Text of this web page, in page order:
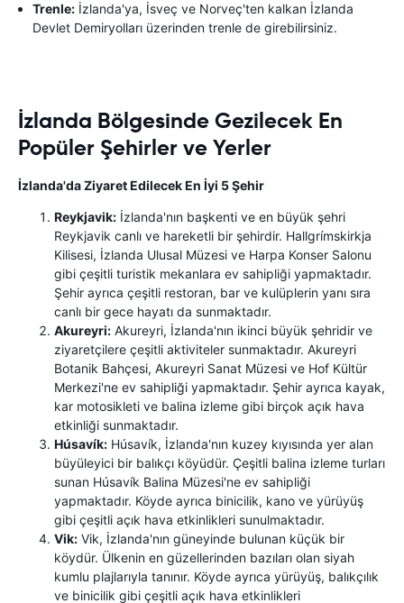
Trenle: İzlanda'ya, İsveç ve Norveç'ten kalkan İzlanda
Devlet Demiryolları üzerinden trenle de girebilirsiniz.
İzlanda Bölgesinde Gezilecek En
Popüler Şehirler ve Yerler
İzlanda'da Ziyaret Edilecek En İyi 5 Şehir
Reykjavik: İzlanda'nın başkenti ve en büyük şehri
Reykjavik canlı ve hareketli bir şehirdir. Hallgrímskirkja
Kilisesi, İzlanda Ulusal Müzesi ve Harpa Konser Salonu
gibi çeşitli turistik mekanlara ev sahipliği yapmaktadır.
Şehir ayrıca çeşitli restoran, bar ve kulüplerin yanı sıra
canlı bir gece hayatı da sunmaktadır.
Akureyri: Akureyri, İzlanda'nın ikinci büyük şehridir ve
ziyaretçilere çeşitli aktiviteler sunmaktadır. Akureyri
Botanik Bahçesi, Akureyri Sanat Müzesi ve Hof Kültür
Merkezi'ne ev sahipliği yapmaktadır. Şehir ayrıca kayak,
kar motosikleti ve balina izleme gibi birçok açık hava
etkinliği sunmaktadır.
Húsavík: Húsavík, İzlanda'nın kuzey kıyısında yer alan
büyüleyici bir balıkçı köyüdür. Çeşitli balina izleme turları
sunan Húsavík Balina Müzesi'ne ev sahipliği
yapmaktadır. Köyde ayrıca binicilik, kano ve yürüyüş
gibi çeşitli açık hava etkinlikleri sunulmaktadır.
Vik: Vik, İzlanda'nın güneyinde bulunan küçük bir
köydür. Ülkenin en güzellerinden bazıları olan siyah
kumlu plajlarıyla tanınır. Köyde ayrıca yürüyüş, balıkçılık
ve binicilik gibi çeşitli açık hava etkinlikleri